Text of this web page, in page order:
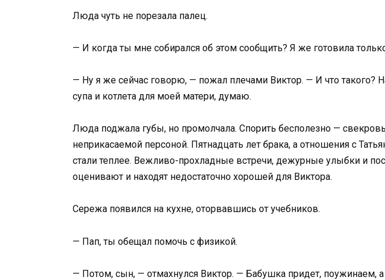
Люда чуть не порезала палец.
— И когда ты мне собирался об этом сообщить? Я же готовила
— Ну я же сейчас говорю, — пожал плечами Виктор. — И что такого?
супа и котлета для моей матери, думаю.
Люда поджала губы, но промолчала. Спорить бесполезно —
неприкасаемой персоной. Пятнадцать лет брака, а отношения с
стали теплее. Вежливо-прохладные встречи, дежурные улыбки и
оценивают и находят недостаточно хорошей для Виктора.
Сережа появился на кухне, оторвавшись от учебников.
— Пап, ты обещал помочь с физикой.
— Потом, сын, — отмахнулся Виктор. — Бабушка придет, поужинаем,